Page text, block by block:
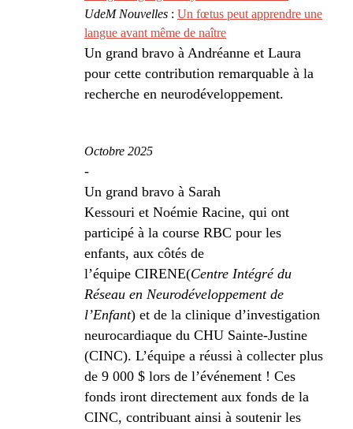
UdeM Nouvelles : Un fœtus peut apprendre une
langue avant même de naître
Un grand bravo à Andréanne et Laura
pour cette contribution remarquable à la
recherche en neurodéveloppement.
Octobre 2025
-
Un grand bravo à Sarah
Kessouri et Noémie Racine, qui ont
participé à la course RBC pour les
enfants, aux côtés de
l’équipe CIRENE(Centre Intégré du
Réseau en Neurodéveloppement de
l’Enfant) et de la clinique d’investigation
neurocardiaque du CHU Sainte-Justine
(CINC). L’équipe a réussi à collecter plus
de 9 000 $ lors de l’événement ! Ces
fonds iront directement aux fonds de la
CINC, contribuant ainsi à soutenir les